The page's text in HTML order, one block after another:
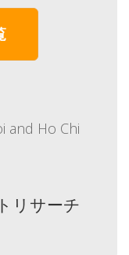
and Ho Chi
リサーチ